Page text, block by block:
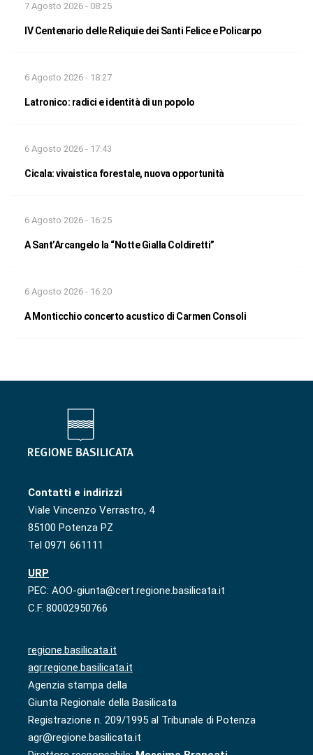
7 Agosto 2026 - 08:25
IV Centenario delle Reliquie dei Santi Felice e Policarpo
6 Agosto 2026 - 18:27
Latronico: radici e identità di un popolo
6 Agosto 2026 - 17:43
Cicala: vivaistica forestale, nuova opportunità
6 Agosto 2026 - 16:25
A Sant’Arcangelo la “Notte Gialla Coldiretti”
6 Agosto 2026 - 16:20
A Monticchio concerto acustico di Carmen Consoli
Contatti e indirizzi
Viale Vincenzo Verrastro, 4
85100 Potenza PZ
Tel 0971 661111
URP
PEC: AOO-giunta@cert.regione.basilicata.it
C.F. 80002950766
regione.basilicata.it
agr.regione.basilicata.it
Agenzia stampa della
Giunta Regionale della Basilicata
Registrazione n. 209/1995 al Tribunale di Potenza
agr@regione.basilicata.it